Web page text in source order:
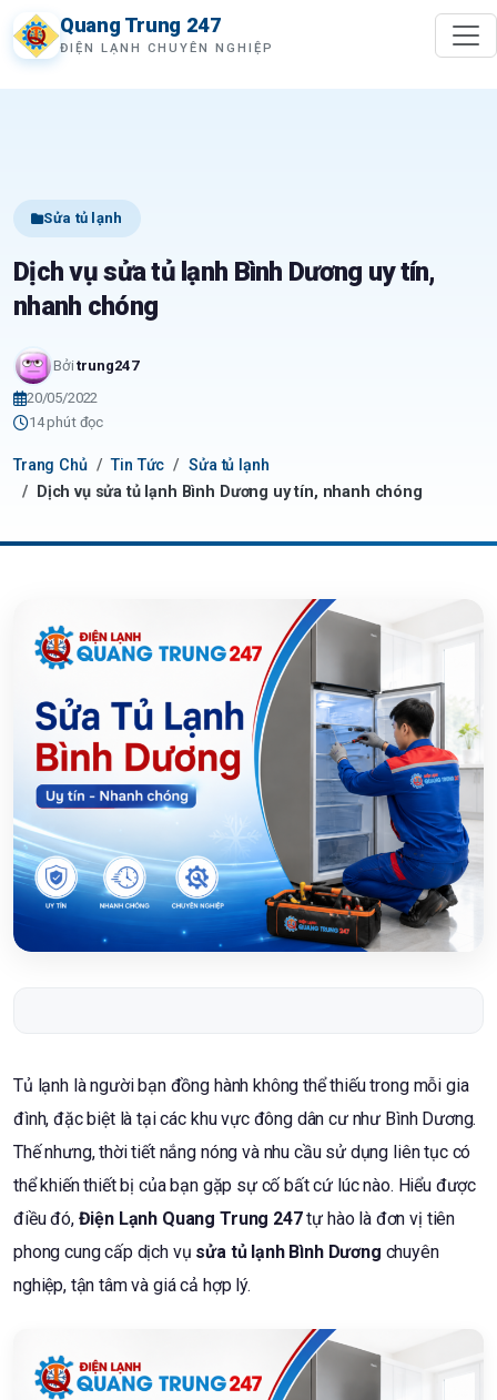
Quang Trung 247
ĐIỆN LẠNH CHUYÊN NGHIỆP
Sửa tủ lạnh
Dịch vụ sửa tủ lạnh Bình Dương uy tín,
nhanh chóng
Bởitrung247
20/05/2022
14 phút đọc
Trang Chủ Tin Tức
Sửa tủ lạnh
Dịch vụ sửa tủ lạnh Bình Dương uy tín, nhanh chóng
Tủ lạnh là người bạn đồng hành không thể thiếu trong mỗi gia
đình, đặc biệt là tại các khu vực đông dân cư như Bình Dương.
Thế nhưng, thời tiết nắng nóng và nhu cầu sử dụng liên tục có
thể khiến thiết bị của bạn gặp sự cố bất cứ lúc nào. Hiểu được
điều đó, Điện Lạnh Quang Trung 247tự hào là đơn vị tiên
phong cung cấp dịch vụ sửa tủ lạnh Bình Dương chuyên
nghiệp, tận tâm và giá cả hợp lý.